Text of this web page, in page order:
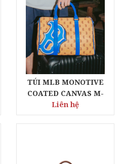
TÚI MLB MONOTIVE
COATED CANVAS M-
BOSTON BAG BOSTON
RED SOX
Liên hệ